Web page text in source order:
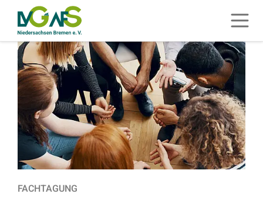
ZUM HAUPTINHALT SPRINGEN
ZUR SUCHE SPRINGEN
FACHTAGUNG